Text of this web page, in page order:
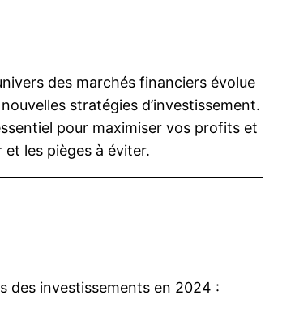
des marchés financiers évolue
stratégies d’investissement.
pour maximiser vos profits et
les pièges à éviter.
des investissements en 2024 :